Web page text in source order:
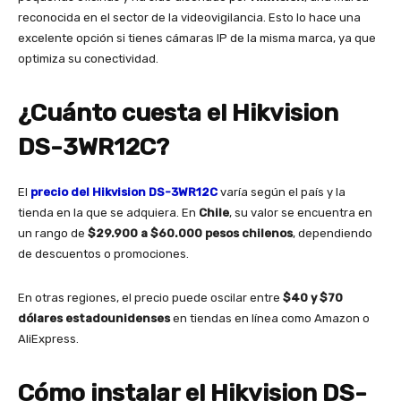
reconocida en el sector de la videovigilancia. Esto lo hace una
excelente opción si tienes cámaras IP de la misma marca, ya que
optimiza su conectividad.
¿Cuánto cuesta el Hikvision
DS-3WR12C?
El precio del Hikvision DS-3WR12C varía según el país y la
tienda en la que se adquiera. En Chile, su valor se encuentra en
un rango de $29.900 a $60.000 pesos chilenos, dependiendo
de descuentos o promociones.
En otras regiones, el precio puede oscilar entre $40 y $70
dólares estadounidensesen tiendas en línea como Amazon o
AliExpress.
Cómo instalar el Hikvision DS-